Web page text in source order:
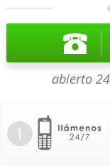
abierto